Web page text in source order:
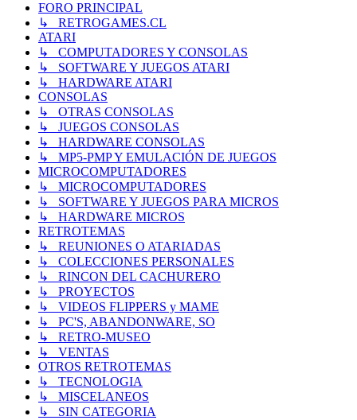
FORO PRINCIPAL
↳ RETROGAMES.CL
ATARI
↳ COMPUTADORES Y CONSOLAS
↳ SOFTWARE Y JUEGOS ATARI
↳ HARDWARE ATARI
CONSOLAS
↳ OTRAS CONSOLAS
↳ JUEGOS CONSOLAS
↳ HARDWARE CONSOLAS
↳ MP5-PMP Y EMULACIÓN DE JUEGOS
MICROCOMPUTADORES
↳ MICROCOMPUTADORES
↳ SOFTWARE Y JUEGOS PARA MICROS
↳ HARDWARE MICROS
RETROTEMAS
↳ REUNIONES O ATARIADAS
↳ COLECCIONES PERSONALES
↳ RINCON DEL CACHURERO
↳ PROYECTOS
↳ VIDEOS FLIPPERS y MAME
↳ PC'S, ABANDONWARE, SO
↳ RETRO-MUSEO
↳ VENTAS
OTROS RETROTEMAS
↳ TECNOLOGIA
↳ MISCELANEOS
↳ SIN CATEGORIA